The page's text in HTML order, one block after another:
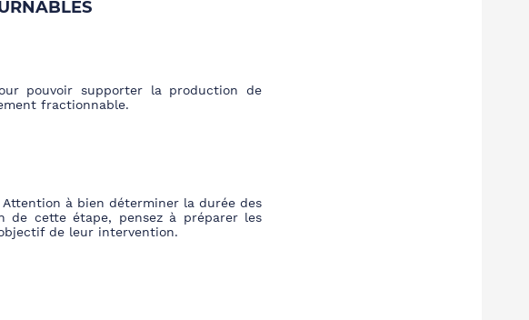
pouvoir supporter la production de
fractionnable.
à bien déterminer la durée des
de cette étape, pensez à préparer les
de leur intervention.